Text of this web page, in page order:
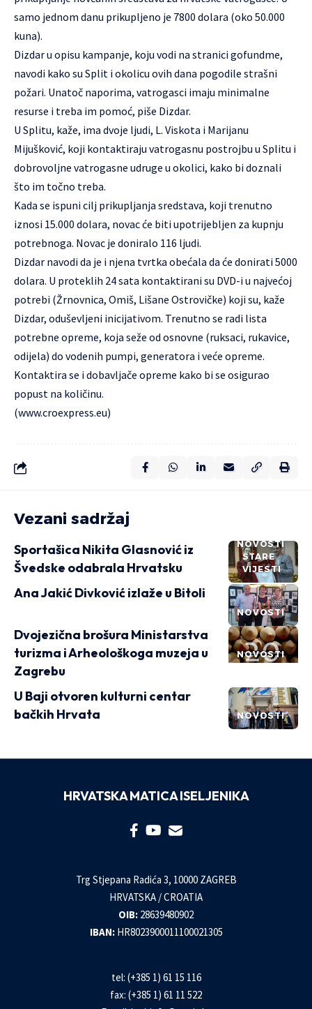
samo jednom danu prikupljeno je 7800 dolara (oko 50.000
kuna).
Dizdar u opisu kampanje, koju vodi na stranici gofundme,
navodi kako su Split i okolicu ovih dana pogodile strašni
požari. Unatoč naporima, vatrogasci imaju minimalne
resurse i treba im pomoć, piše Dizdar.
U Splitu, kaže, ima dvoje ljudi, L. Viskota i Marijanu
Mijušković, koji kontaktiraju vatrogasnu postrojbu u Splitu i
dobrovoljne vatrogasne udruge u okolici, kako bi doznali
što im točno treba.
Kada se ispuni cilj prikupljanja sredstava, koji trenutno
iznosi 15.000 dolara, novac će biti upotrijebljen za kupnju
potrebnoga. Novac je doniralo 116 ljudi.
Dizdar navodi da je i njena tvrtka obećala da će donirati 5000
dolara. U proteklih 24 sata kontaktirani su DVD-i u najvećoj
potrebi (Žrnovnica, Omiš, Lišane Ostrovičke) koji su, kaže
Dizdar, oduševljeni inicijativom. Trenutno se radi lista
potrebne opreme, koja seže od osnovne (ruksaci, rukavice,
odijela) do vodenih pumpi, generatora i veće opreme.
Kontaktira se i dobavljače opreme kako bi se osigurao
popust na količinu.
(www.croexpress.eu)
Vezani sadržaj
NOVOSTI
STARE
VIJESTI
Sportašica Nikita Glasnović iz
Švedske odabrala Hrvatsku
NOVOSTI
Ana Jakić Divković izlaže u Bitoli
NOVOSTI
Dvojezična brošura Ministarstva
turizma i Arheološkoga muzeja u
Zagrebu
NOVOSTI
U Baji otvoren kulturni centar
bačkih Hrvata
HRVATSKA MATICA ISELJENIKA
Trg Stjepana Radića 3, 10000 ZAGREB
HRVATSKA / CROATIA
OIB: 28639480902
IBAN: HR8023900011100021305
tel: (+385 1) 61 15 116
fax: (+385 1) 61 11 522